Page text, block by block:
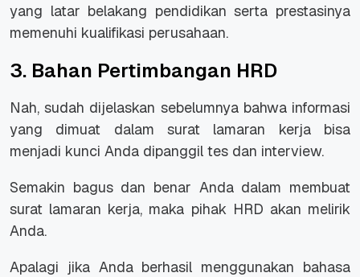
yang latar belakang pendidikan serta prestasinya
memenuhi kualifikasi perusahaan.
3. Bahan Pertimbangan HRD
Nah, sudah dijelaskan sebelumnya bahwa informasi
yang dimuat dalam surat lamaran kerja bisa
menjadi kunci Anda dipanggil tes dan interview.
Semakin bagus dan benar Anda dalam membuat
surat lamaran kerja, maka pihak HRD akan melirik
Anda.
Apalagi jika Anda berhasil menggunakan bahasa